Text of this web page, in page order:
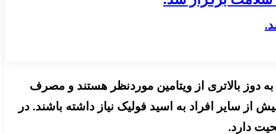
دوز بالاتری از ویتامین موردنظر هستند و مصرف
سایر افراد به اسید فولیک نیاز داشته باشند. در
دارد.